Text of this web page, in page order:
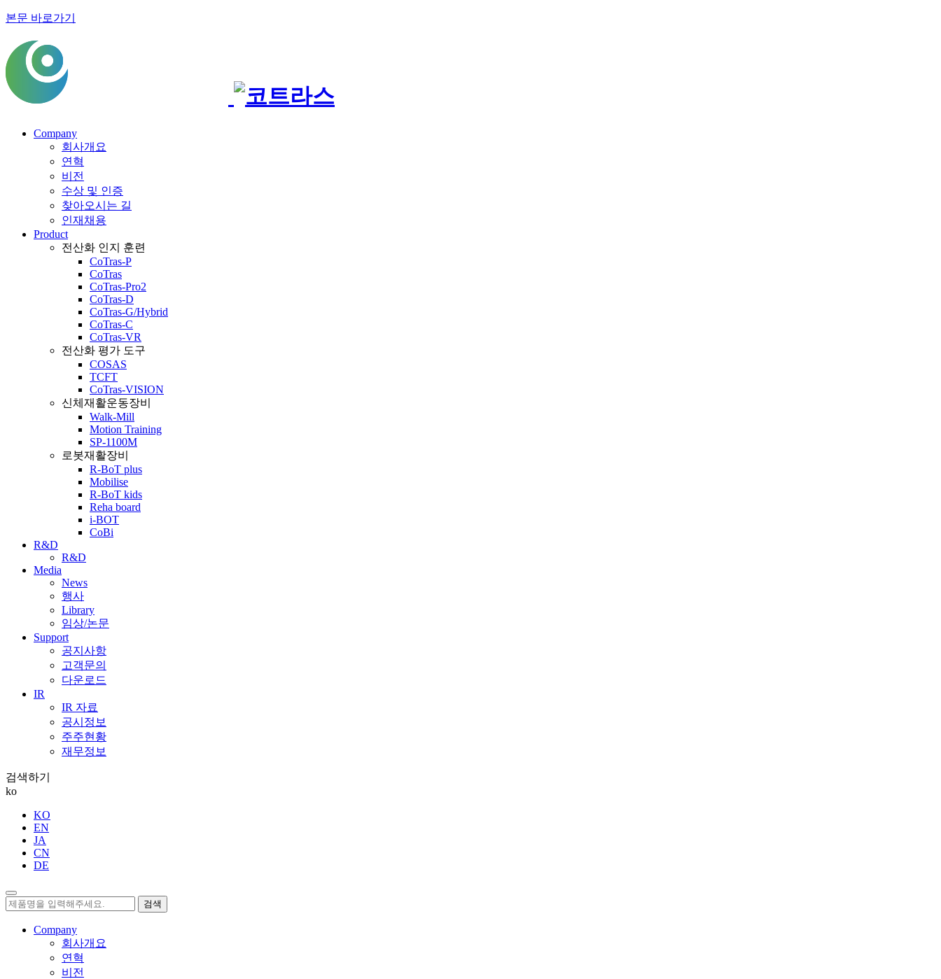
본문 바로가기
Company
회사개요
연혁
비전
수상 및 인증
찾아오시는 길
인재채용
Product
전산화 인지 훈련
CoTras-P
CoTras
CoTras-Pro2
CoTras-D
CoTras-G/Hybrid
CoTras-C
CoTras-VR
전산화 평가 도구
COSAS
TCFT
CoTras-VISION
신체재활운동장비
Walk-Mill
Motion Training
SP-1100M
로봇재활장비
R-BoT plus
Mobilise
R-BoT kids
Reha board
i-BOT
CoBi
R&D
R&D
Media
News
행사
Library
임상/논문
Support
공지사항
고객문의
다운로드
IR
IR 자료
공시정보
주주현황
재무정보
검색하기
ko
KO
EN
JA
CN
DE
검색
Company
회사개요
연혁
비전